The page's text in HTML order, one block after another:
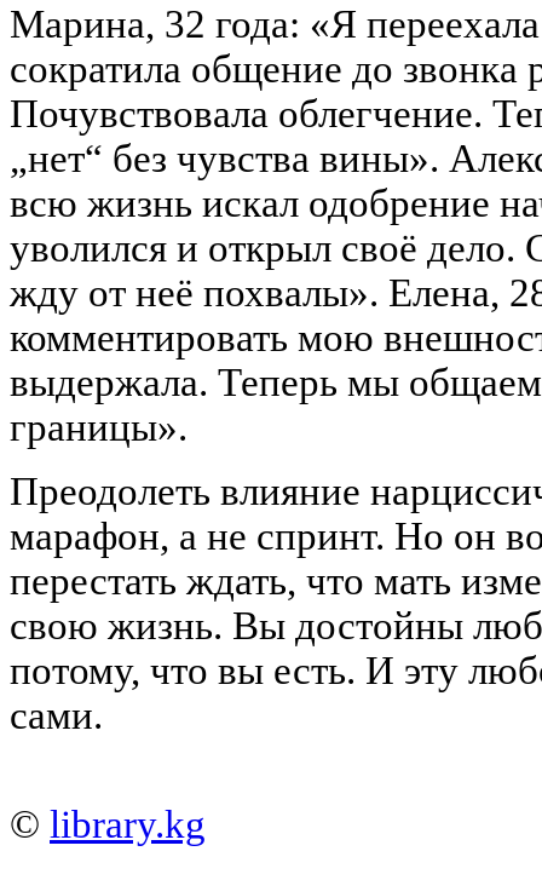
Марина, 32 года: «Я
сократила общение до звонка
Почувствовала облегчение.
„нет“ без чувства вины».
всю жизнь искал одобрение
уволился и открыл своё
жду от неё похвалы». Елена,
комментировать мою
выдержала. Теперь мы
границы».
Преодолеть влияние
марафон, а не спринт. Но он
перестать ждать, что мать
свою жизнь. Вы достойны
потому, что вы есть. И эту
сами.
© library.kg